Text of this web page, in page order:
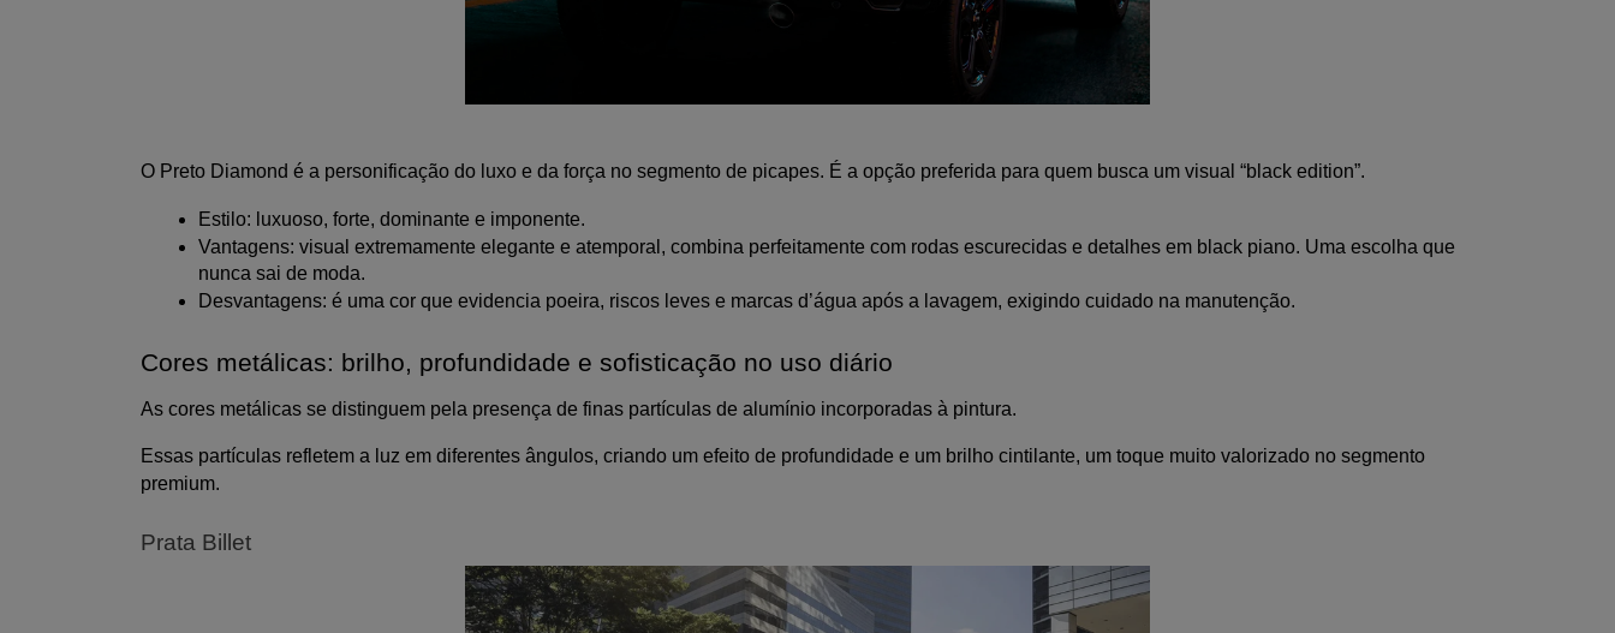
O Preto Diamond é a personificação do luxo e da força no segmento de picapes. É a opção preferida para quem busca um visual “black edition”.
Estilo: luxuoso, forte, dominante e imponente.
Vantagens: visual extremamente elegante e atemporal, combina perfeitamente com rodas escurecidas e detalhes em black piano. Uma escolha que
nunca sai de moda.
Desvantagens: é uma cor que evidencia poeira, riscos leves e marcas d’água após a lavagem, exigindo cuidado na manutenção.
Cores metálicas: brilho, profundidade e sofisticação no uso diário
As cores metálicas se distinguem pela presença de finas partículas de alumínio incorporadas à pintura.
Essas partículas refletem a luz em diferentes ângulos, criando um efeito de profundidade e um brilho cintilante, um toque muito valorizado no segmento
premium.
Prata Billet